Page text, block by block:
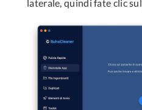
laterale, quindi fate clic